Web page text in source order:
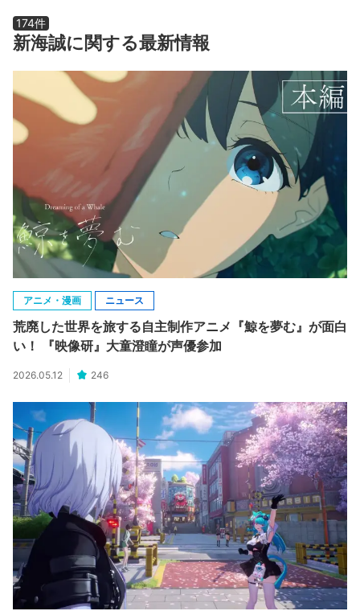
174件
新海誠に関する最新情報
アニメ・漫画 ニュース
荒廃した世界を旅する自主制作アニメ『鯨を夢む』が面白
い！ 『映像研』大童澄瞳が声優参加
2026.05.12 246